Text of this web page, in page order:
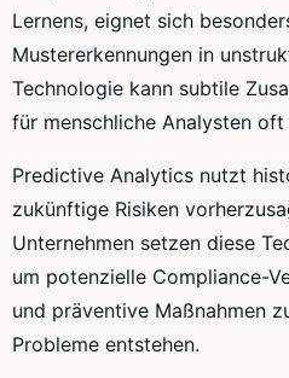
Lernens, eignet sich
Mustererkennungen in
Technologie kann subtile
für menschliche Analysten
Predictive Analytics nutzt
zukünftige Risiken
Unternehmen setzen diese
um potenzielle Compliance-
und präventive Maßnahmen
Probleme entstehen.